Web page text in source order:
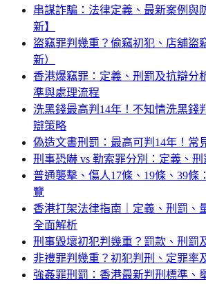
串謀詐騙：法律定義、最新案例與
新】
盜竊罪判幾重？偷竊初犯、店舖盜
新）
香港爆竊罪：定義、刑罰及抗辯分
準與處理流程
洗黑錢最高判14年！不知情洗黑錢
辯策略
偽造文書刑罰：最高可判14年！常
刑事恐嚇 vs 勒索罪分別：定義、刑
普通襲擊、傷人17條、19條、39條
覽
香港打架法律指南｜定義、刑罰、
全面解析
刑事毀壞初犯判幾重？罰款、刑罰
非禮罪判幾重？初犯判刑、定罪率
強姦罪刑罰：香港最新判刑標準、